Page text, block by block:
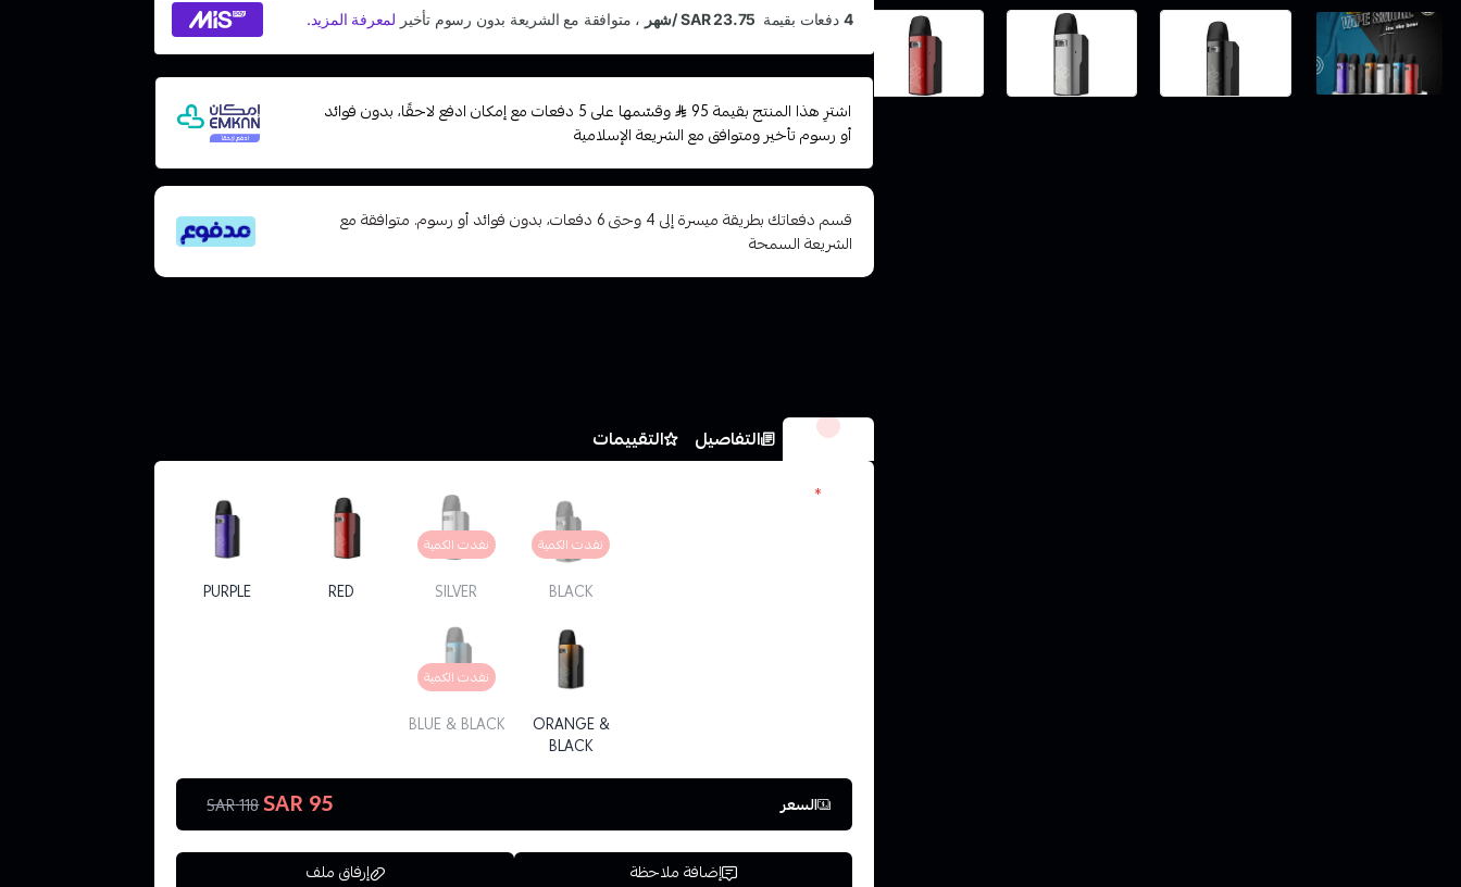
اشترِ هذا المنتج بقيمة 95
وقسّمها على 5 دفعات مع إمكان ادفع لاحقًا، بدون فوائد
أو رسوم تأخير ومتوافق مع الشريعة الإسلامية
قسم دفعاتك بطريقة ميسرة إلى 4 وحتى 6 دفعات، بدون فوائد أو رسوم. متوافقة مع
الشريعة السمحة
الخيارات التفاصيل التقييمات
*
نفدت الكمية
BLACK
نفدت الكمية
SILVER
RED
PURPLE
ORANGE &
BLACK
نفدت الكمية
BLUE & BLACK
السعر 95 SAR
118 SAR
إضافة ملاحظة إرفاق ملف